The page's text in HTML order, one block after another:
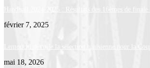
Handball 2024-2025 : Résultats des 16èmes de finale
février 7, 2025
Lemouchi dévoile la sélection tunisienne pour la
mai 18, 2026